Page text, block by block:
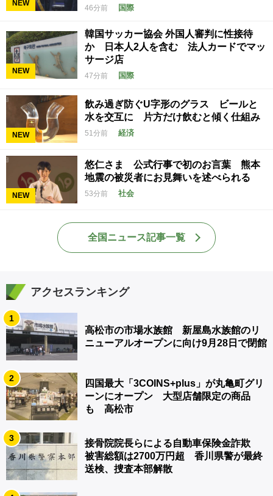
NEW
46分前 国際
NEW
韓国サッカー協会 外国人審判に性接待
か 日本人2人を含む 法人カードでマッ
サージ店
47分前 国際
NEW
飲み過ぎ防ぐU字形のグラス ビールと
水を交互に 片方だけ飲むと傾く仕組み
51分前 経済
NEW
悠仁さま 公式行事で初のお言葉 熊本
地震の被災者にお見舞いを述べられる
53分前 社会
全国ニュース記事一覧
アクセスランキング
1
高松市の市場水族館 新屋島水族館のリ
ニューアルオープンに向け9月28日で閉館
2
四国最大「3COINS+plus」が丸亀町グリ
ーンにオープン 大型店舗限定の商品
も 高松市
3
接骨院院長らによる自動車保険金詐欺
被害総額は2700万円超 香川県警が最終
送検、捜査本部解散